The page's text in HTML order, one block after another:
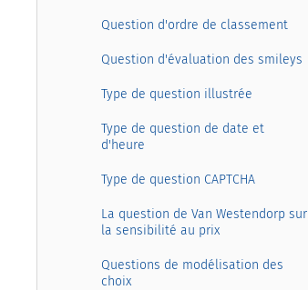
Question d'ordre de classement
Question d'évaluation des smileys
Type de question illustrée
Type de question de date et
d'heure
Type de question CAPTCHA
La question de Van Westendorp sur
la sensibilité au prix
Questions de modélisation des
choix